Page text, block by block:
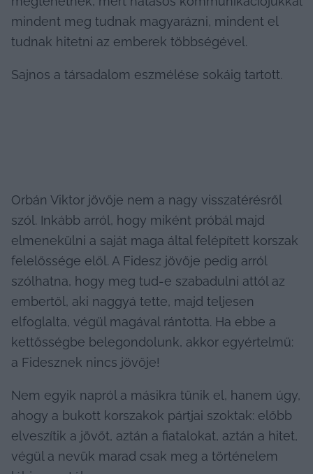
mindent meg tudnak magyarázni, mindent el
tudnak hitetni az emberek többségével.
Sajnos a társadalom eszmélése sokáig tartott.
Orbán Viktor jövője nem a nagy visszatérésről
szól. Inkább arról, hogy miként próbál majd
elmenekülni a saját maga által felépített korszak
felelőssége elől. A Fidesz jövője pedig arról
szólhatna, hogy meg tud-e szabadulni attól az
embertől, aki naggyá tette, majd teljesen
elfoglalta, végül magával rántotta. Ha ebbe a
kettősségbe belegondolunk, akkor egyértelmű:
a Fidesznek nincs jövője!
Nem egyik napról a másikra tűnik el, hanem úgy,
ahogy a bukott korszakok pártjai szoktak: előbb
elveszítik a jövőt, aztán a fiatalokat, aztán a hitet,
végül a nevük marad csak meg a történelem